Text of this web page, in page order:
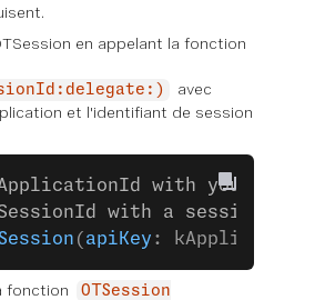
en appelant la fonction
avec
et l'identifiant de session
with your
with a session ID:
( apiKey :
fonction
OTSession